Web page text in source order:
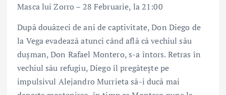
Masca lui Zorro – 28 Februarie, la 21:00
După douăzeci de ani de captivitate, Don Diego de
la Vega evadează atunci când află că vechiul său
dușman, Don Rafael Montero, s-a întors. Retras în
vechiul său refugiu, Diego îl pregătește pe
impulsivul Alejandro Murrieta să-i ducă mai